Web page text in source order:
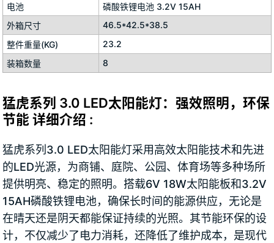
电池
磷酸铁锂电池 3.2V 15AH
外箱尺寸
46.5*42.5*38.5
整件重量(KG)
23.2
装箱数量
8
猛虎系列 3.0 LED太阳能灯：强效照明，环保
节能 详细介绍 :
猛虎系列3.0 LED太阳能灯采用高效太阳能技术和先进
的LED光源，为商铺、庭院、公园、体育场等多种场所
提供明亮、稳定的照明。搭载6V 18W太阳能板和3.2V
15AH磷酸铁锂电池，确保长时间的能源供应，无论是
在晴天还是阴天都能保证持续的光照。其节能环保的设
计，不仅减少了电力消耗，还降低了维护成本，是现代